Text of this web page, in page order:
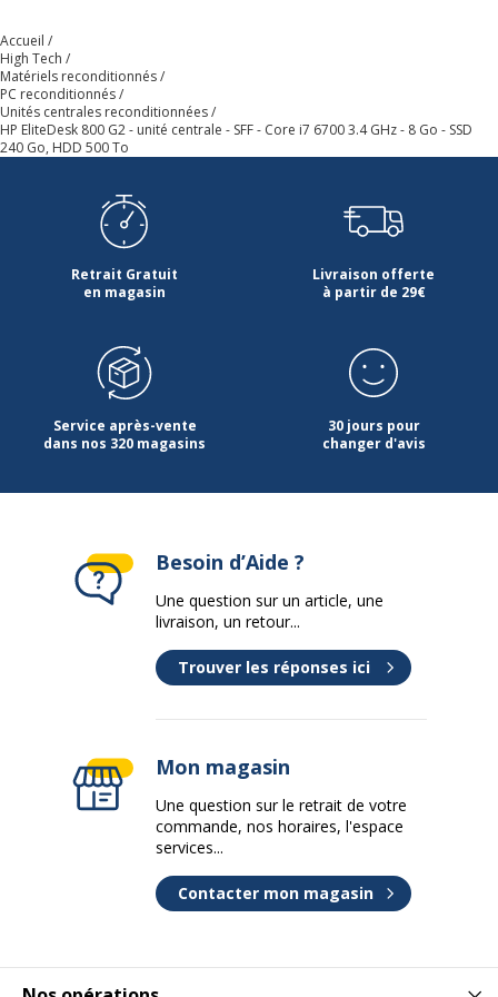
Interfaces sortie vidéo
Mémoire cache installée
Nombre de disque dur
Nombre installé
Nombre de processeur
Processeur graphique Intel HD Graphics 530
Référence processeur I7-6700
Série du processeur
graphique
Intel HD Graphics
Technologie ram DDR4 SDRAM
Type d'alimentation Alimentation électrique
Type du 2ème disque dur HDD
Type de périphérique
Clavier, Souris
Type de processeur
Accueil
High Tech
Matériels reconditionnés
PC reconditionnés
Unités centrales reconditionnées
HP EliteDesk 800 G2 - unité centrale - SFF - Core i7 6700 3.4 GHz - 8 Go - SSD
240 Go, HDD 500 To
Retrait Gratuit
en magasin
Livraison offerte
à partir de 29€
Service après-vente
dans nos 320 magasins
30 jours pour
changer d'avis
Besoin d’Aide ?
Une question sur un article, une
livraison, un retour...
Trouver les réponses ici
Mon magasin
Une question sur le retrait de votre
commande, nos horaires, l'espace
services...
Contacter mon magasin